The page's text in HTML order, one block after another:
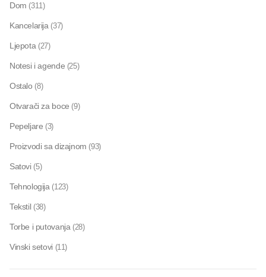
Dom (311)
Kancelarija (37)
Ljepota (27)
Notesi i agende (25)
Ostalo (8)
Otvarači za boce (9)
Pepeljare (3)
Proizvodi sa dizajnom (93)
Satovi (5)
Tehnologija (123)
Tekstil (38)
Torbe i putovanja (28)
Vinski setovi (11)